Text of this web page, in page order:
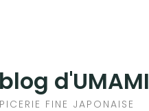
d'UMAMI
FINE JAPONAISE